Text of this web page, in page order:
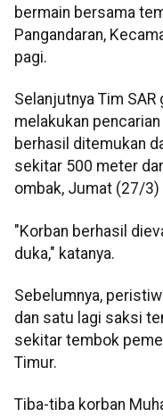
bermain bersama
Pangandaran,
pagi.
Selanjutnya Tim SAR
melakukan
berhasil ditemukan
sekitar 500 meter
ombak, Jumat (27/3)
"Korban berhasil
duka," katanya.
Sebelumnya,
dan satu lagi saksi
sekitar tembok
Timur.
Tiba-tiba korban